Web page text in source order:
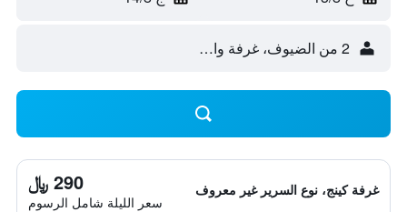
2 من الضيوف، غرفة واحدة
غرفة كينج، نوع السرير غير معروف 290 ﷼
سعر الليلة شامل الرسوم